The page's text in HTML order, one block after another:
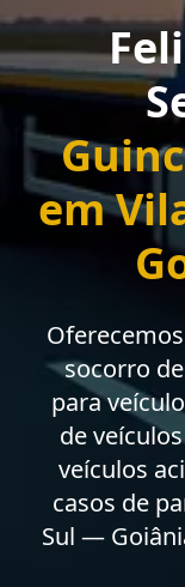
em
socorro
para
de
veículos
casos de
Sul —